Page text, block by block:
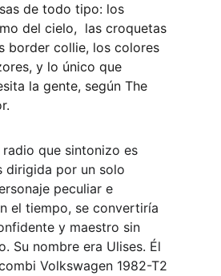
de todo tipo: los
del cielo,  las croquetas
border collie, los colores
y lo único que
la gente, según The
que sintonizo es
dirigida por un solo
peculiar e
el tiempo, se convertiría
y maestro sin
Su nombre era Ulises. Él
Volkswagen 1982-T2